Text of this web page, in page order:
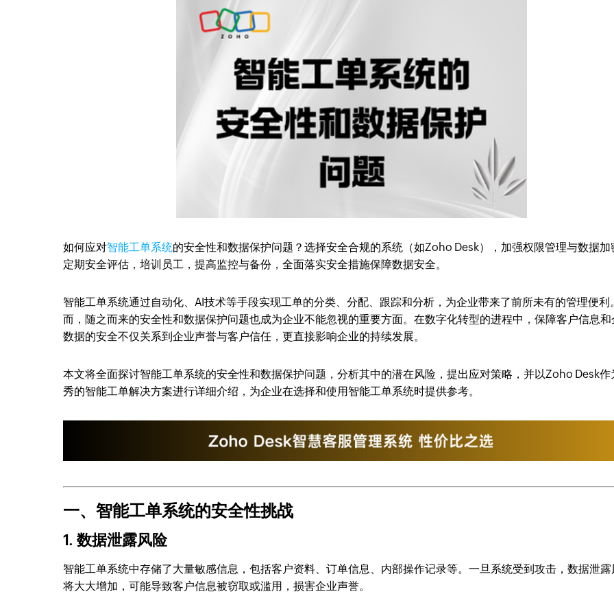
如何应对智能工单系统的安全性和数据保护问题？选择安全合规的系统（如Zoho Desk），加强权限管理与数据加
定期安全评估，培训员工，提高监控与备份，全面落实安全措施保障数据安全。
智能工单系统通过自动化、AI技术等手段实现工单的分类、分配、跟踪和分析，为企业带来了前所未有的管理便利
而，随之而来的安全性和数据保护问题也成为企业不能忽视的重要方面。在数字化转型的进程中，保障客户信息和
数据的安全不仅关系到企业声誉与客户信任，更直接影响企业的持续发展。
本文将全面探讨智能工单系统的安全性和数据保护问题，分析其中的潜在风险，提出应对策略，并以Zoho Desk作
秀的智能工单解决方案进行详细介绍，为企业在选择和使用智能工单系统时提供参考。
一、智能工单系统的安全性挑战
1. 数据泄露风险
智能工单系统中存储了大量敏感信息，包括客户资料、订单信息、内部操作记录等。一旦系统受到攻击，数据泄露
将大大增加，可能导致客户信息被窃取或滥用，损害企业声誉。